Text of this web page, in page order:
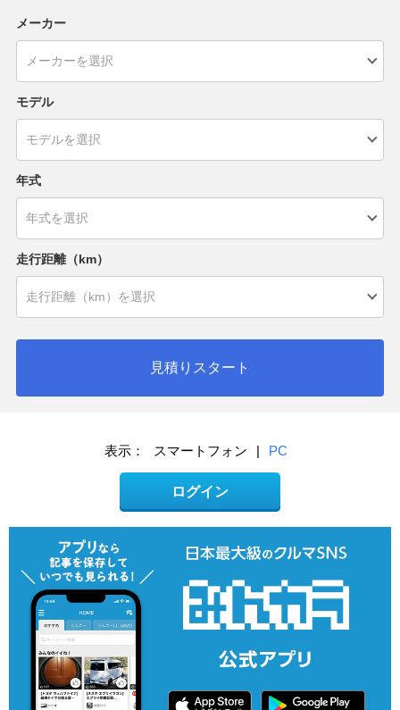
メーカー
モデル
年式
走行距離（km）
見積りスタート
表示： スマートフォン | PC
ログイン